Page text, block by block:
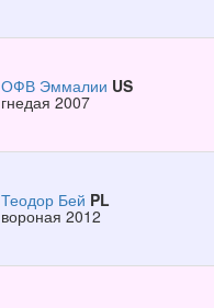
ОФВ Эммалии US
гнедая 2007
Теодор Бей PL
вороная 2012